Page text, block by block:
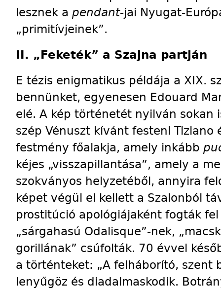
lesznek a pendant-jai Nyugat-
„primitívjeinek”.
II. „Feketék” a Szajna partján
E tézis enigmatikus példája a XIX.
bennünket, egyenesen Edouard
elé. A kép történetét nyilván sokan
szép Vénuszt kívánt festeni Tiziano
festmény főalakja, amely inkább
kéjes „visszapillantása”, amely a
szokványos helyzetéből, annyira
képet végül el kellett a Sza­lon­ból
prostitúció apológiá­jaként fogták
„sárgahasú Oda­lisque”-nek,
gorillának” csúfolták. 70 évvel
a történteket: „A felháborító, szent
lenyűgöz és diadalmaskodik.